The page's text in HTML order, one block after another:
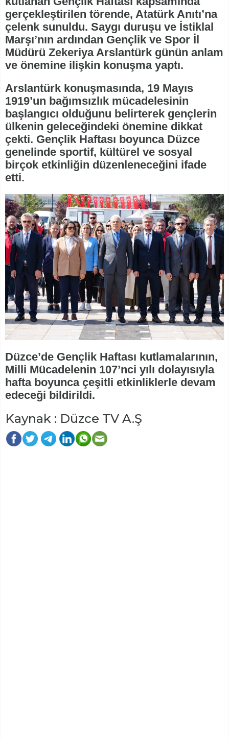
gerçekleştirilen törende, Atatürk Anıtı’na
çelenk sunuldu. Saygı duruşu ve İstiklal
Marşı’nın ardından Gençlik ve Spor İl
Müdürü Zekeriya Arslantürk günün anlam
ve önemine ilişkin konuşma yaptı.
Arslantürk konuşmasında, 19 Mayıs
1919’un bağımsızlık mücadelesinin
başlangıcı olduğunu belirterek gençlerin
ülkenin geleceğindeki önemine dikkat
çekti. Gençlik Haftası boyunca Düzce
genelinde sportif, kültürel ve sosyal
birçok etkinliğin düzenleneceğini ifade
etti.
Düzce’de Gençlik Haftası kutlamalarının,
Milli Mücadelenin 107’nci yılı dolayısıyla
hafta boyunca çeşitli etkinliklerle devam
edeceği bildirildi.
Kaynak : Düzce TV A.Ş